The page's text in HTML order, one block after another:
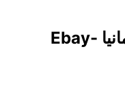
موقع لايجار الشقق في المانيا Ebay-